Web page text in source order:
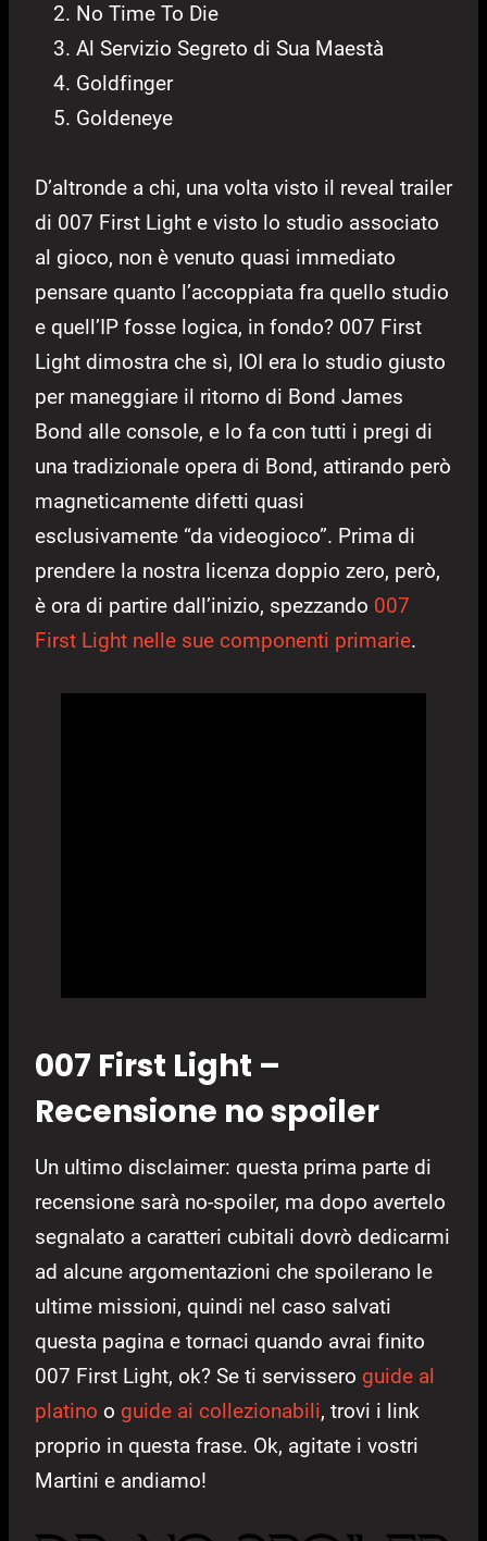
No Time To Die
Al Servizio Segreto di Sua Maestà
Goldfinger
Goldeneye
D’altronde a chi, una volta visto il reveal trailer
di 007 First Light e visto lo studio associato
al gioco, non è venuto quasi immediato
pensare quanto l’accoppiata fra quello studio
e quell’IP fosse logica, in fondo? 007 First
Light dimostra che sì, IOI era lo studio giusto
per maneggiare il ritorno di Bond James
Bond alle console, e lo fa con tutti i pregi di
una tradizionale opera di Bond, attirando però
magneticamente difetti quasi
esclusivamente “da videogioco”. Prima di
prendere la nostra licenza doppio zero, però,
è ora di partire dall’inizio, spezzando 007
First Light nelle sue componenti primarie.
007 First Light –
Recensione no spoiler
Un ultimo disclaimer: questa prima parte di
recensione sarà no-spoiler, ma dopo avertelo
segnalato a caratteri cubitali dovrò dedicarmi
ad alcune argomentazioni che spoilerano le
ultime missioni, quindi nel caso salvati
questa pagina e tornaci quando avrai finito
007 First Light, ok? Se ti servissero guide al
platino o guide ai collezionabili, trovi i link
proprio in questa frase. Ok, agitate i vostri
Martini e andiamo!